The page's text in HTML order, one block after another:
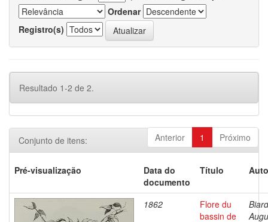
Ordenar
Registro(s)
Resultado 1-2 de 2.
Anterior 1 Próximo
Conjunto de itens:
Pré-visualização
Data do
documento
Título
1862
Flore du
bassin de